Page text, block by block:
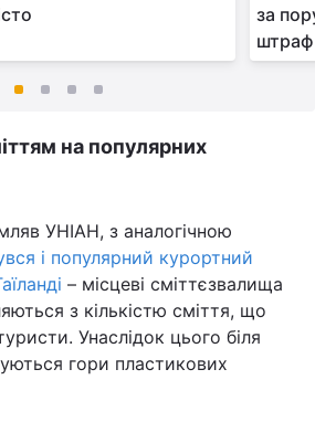
за
штраф
на популярних
УНІАН, з аналогічною
і популярний курортний
– місцеві сміттєзвалища
з кількістю сміття, що
Унаслідок цього біля
гори пластикових